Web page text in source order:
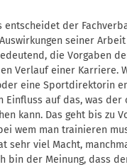
entscheidet der
seiner Arbeit
die Vorgaben
Verlauf einer Karriere.
eine Sportdirektorin
Einfluss auf das, was der
kann. Das geht bis zu
wem man trainieren
sehr viel Macht,
bin der Meinung, dass